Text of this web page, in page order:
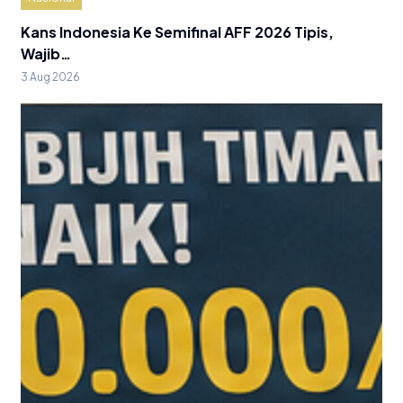
Kans Indonesia Ke Semifinal AFF 2026 Tipis,
Wajib…
3 Aug 2026